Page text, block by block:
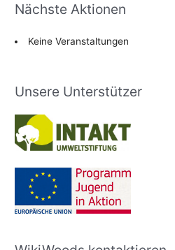
Nächste Aktionen
Keine Veranstaltungen
Unsere Unterstützer